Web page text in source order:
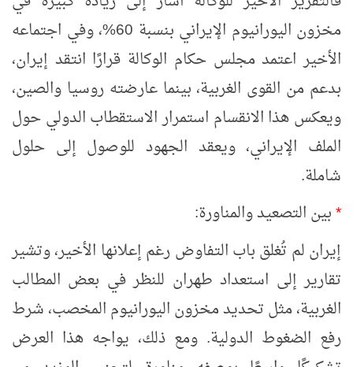
مخزون اليورانيوم الإيراني بنسبة 60%، وفي اجتماعه
الأخير اعتمد مجلس حكام الوكالة قرارًا انتقد إيران،
بدعم من القوى الغربية، بينما عارضته روسيا والصين،
ويعكس هذا الانقسام استمرار الاستقطاب الدولي حول
الملف الإيراني، ويعقد الجهود للوصول إلى حلول
شاملة.
*بين التصعيد والمناورة:
إيران لم تُغلق باب التفاوض رغم إعلانها الأخير، وتشير
تقارير إلى استعداد طهران للنظر في بعض المطالب
الغربية، مثل تحديد مخزون اليورانيوم المخصب، شرط
رفع الضغوط الدولية. ومع ذلك، يواجه هذا العرض